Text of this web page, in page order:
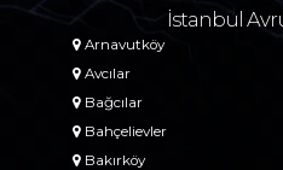
İstanbul
Arnavutköy
Avcılar
Bağcılar
Bahçelievler
Bakırköy